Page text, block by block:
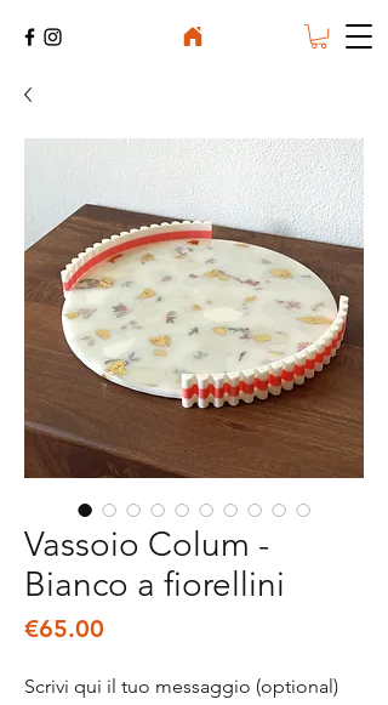
Vassoio Colum -
Bianco a fiorellini
€65.00
Scrivi qui il tuo messaggio (optional)